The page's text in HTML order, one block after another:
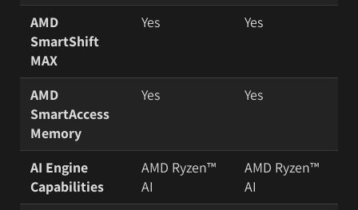
AMD
SmartShift
MAX
Yes Yes
AMD
SmartAccess
Memory
Yes Yes
AI Engine
Capabilities
AMD Ryzen™
AI
AMD Ryzen™
AI